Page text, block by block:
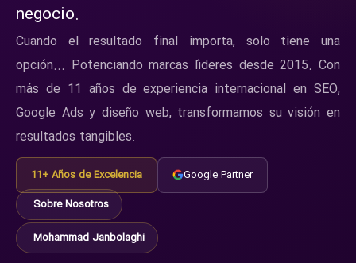
negocio.
Cuando el resultado final importa, solo tiene una
opción... Potenciando marcas líderes desde 2015. Con
más de 11 años de experiencia internacional en SEO,
Google Ads y diseño web, transformamos su visión en
resultados tangibles.
11+ Años de Excelencia
Google Partner
Sobre Nosotros
Mohammad Janbolaghi